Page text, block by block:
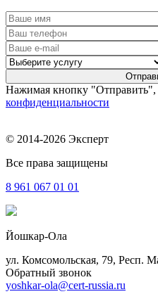
Нажимая кнопку "Отправить",
конфиденциальности
© 2014-2026 Эксперт
Все права защищены
8 961 067 01 01
Йошкар-Ола
ул. Комсомольская, 79, Респ.
Обратный звонок
yoshkar-ola@cert-russia.ru